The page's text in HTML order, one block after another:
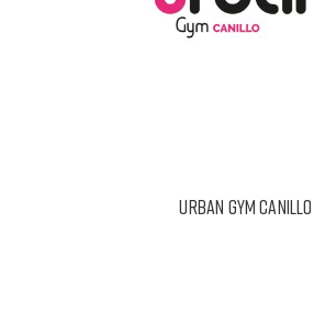
URBAN GYM CANILLO